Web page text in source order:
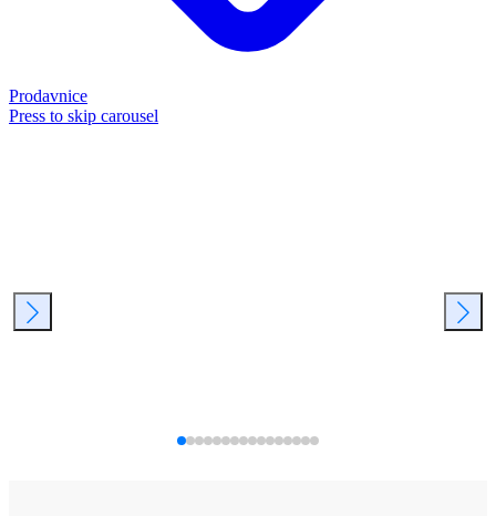
Prodavnice
Press to skip carousel